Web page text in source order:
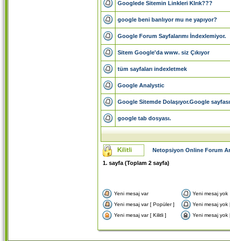
Googlede Sitemin Linkleri KIrık???
google beni banlıyor mu ne yapıyor?
Google Forum Sayfalarımı İndexlemiyor.
Sitem Google'da www. siz Çıkıyor
tüm sayfaları indexletmek
Google Analystic
Google Sitemde Dolaşıyor.Google
google tab dosyası.
Netopsiyon Online Forum
1. sayfa (Toplam 2 sayfa)
Yeni mesaj var
Yeni mesaj yok
Yeni mesaj var [ Popüler ]
Yeni mesaj yok
Yeni mesaj var [ Kilitli ]
Yeni mesaj yok